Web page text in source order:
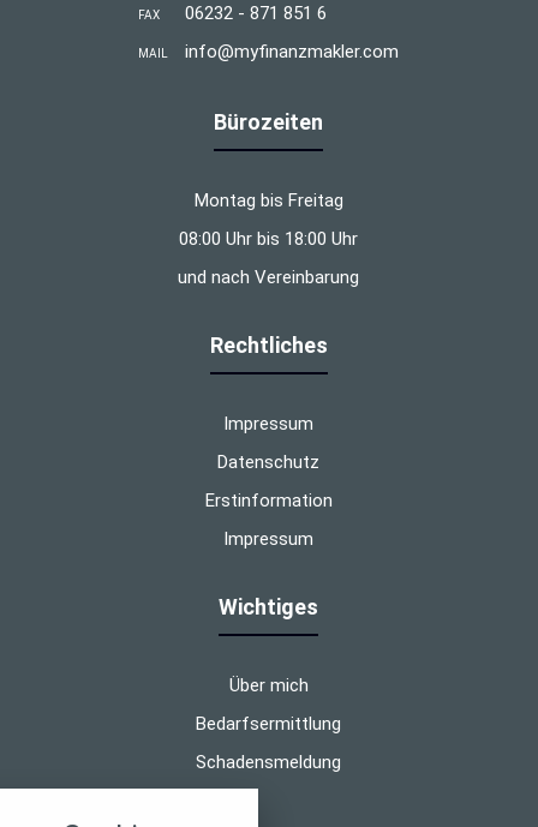
FAX 06232 - 871 851 6
MAIL info@myfinanzmakler.com
Bürozeiten
Montag bis Freitag
08:00 Uhr bis 18:00 Uhr
und nach Vereinbarung
Rechtliches
Impressum
Datenschutz
Erstinformation
Impressum
Wichtiges
Über mich
Bedarfsermittlung
Schadensmeldung